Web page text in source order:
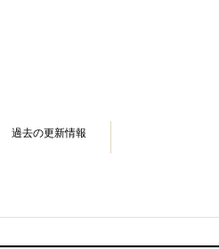
過去の更新情報